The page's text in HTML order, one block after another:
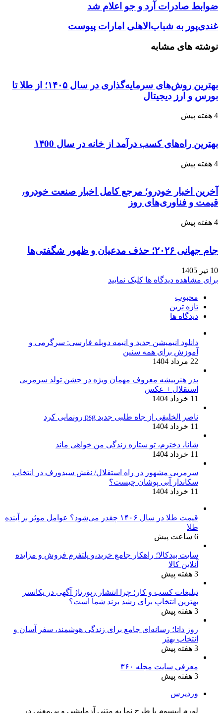
ضوابط صادرات آرد و جو اعلام شد
غندی‌پور به شباب‌الاهلی امارات پیوست
نوشته های مشابه
بهترین روش‌های سرمایه‌گذاری در سال ۱۴۰۵؛ از طلا تا
بورس و ارز دیجیتال
4 هفته پیش
بهترین راه‌های کسب درآمد از خانه در سال ۱۴00
4 هفته پیش
آخرین اخبار خودرو؛ مرجع کامل اخبار صنعت خودرو،
قیمت و فناوری‌های روز
4 هفته پیش
جام جهانی ۲۰۲۶؛ حذف مدعیان و ظهور شگفتی‌ها
10 تیر 1405
برای مشاهده دیدگاه ها کلیک نمایید
محبوب
تازه ترین
دیدگاه ها
دانلود انیمیشن جدید و انیمه دوبله فارسی: سرگرمی و
آموزش برای همه سنین
22 مرداد 1404
پدر هنرپیشه معروف مهمان ویژه در جشن تولد سرمربی
استقلال + عکس
11 خرداد 1404
ناصر الخلیفی از جاه طلبی جدید psg رونمایی کرد
11 خرداد 1404
شانا، دخترم، تو ستاره زندگی من خواهی ماند
11 خرداد 1404
سرمربی مشهور در راه استقلال/ نقش سیدورف در انتخاب
سکاندار آبی پوشان چیست؟
11 خرداد 1404
قیمت طلا در سال ۱۴۰۶ چقدر می‌شود؟ عوامل موثر بر آینده
طلا
6 ساعت پیش
سایت بیدکالا؛ راهکار جامع خرید،و پلتفرم فروش و مزایده
آنلاین کالا
3 هفته پیش
تبلیغات کسب و کار؛ چرا انتشار رپورتاژ آگهی در یکانسر
بهترین انتخاب برای رشد برند شما است؟
3 هفته پیش
روز داتا؛ رسانه‌ای جامع برای زندگی هوشمند، سفر آسان و
انتخاب بهتر
3 هفته پیش
معرفی سایت مجله ۳۶۰
3 هفته پیش
وردپرس
لورم ایپسوم یا طرح‌ نما به متنی آزمایشی و بی‌معنی در